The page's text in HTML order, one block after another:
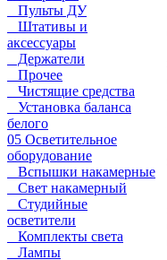
Пульты ДУ
Штативы и
аксессуары
Держатели
Прочее
Чистящие средства
Установка баланса
белого
05 Осветительное
оборудование
Вспышки накамерные
Свет накамерный
Студийные
осветители
Комплекты света
Лампы